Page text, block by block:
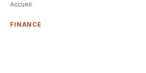
Accueil›
FINANCE